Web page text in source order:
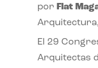
por Flat
Arquitectura,
El 29
Arquitectas